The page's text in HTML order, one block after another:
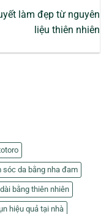
làm đẹp từ nguyên
liệu thiên nhiên
sóc da bằng nha đam
bằng thiên nhiên
hiệu quả tại nhà